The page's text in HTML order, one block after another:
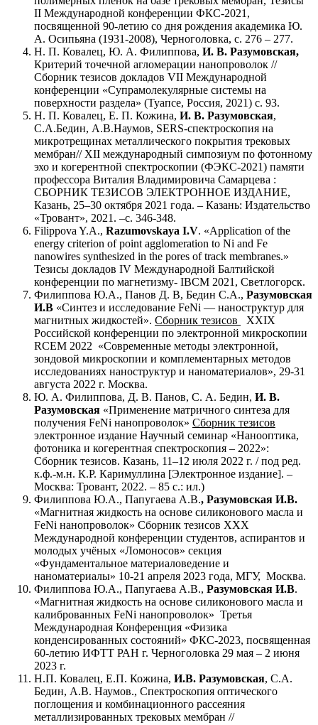
II Международной конференции ФКС-2021,
посвященной 90-летию со дня рождения академика Ю.
А. Осипьяна (1931-2008), Черноголовка, с. 276 – 277.
Н. П. Ковалец, Ю. А. Филиппова, И. В. Разумовская,
Критерий точечной агломерации нанопроволок //
Сборник тезисов докладов VII Международной
конференции «Супрамолекулярные системы на
поверхности раздела» (Туапсе, Россия, 2021) с. 93.
Н. П. Ковалец, Е. П. Кожина, И. В. Разумовская,
С.А.Бедин, А.В.Наумов, SERS-спектроскопия на
микротрещинах металлического покрытия трековых
мембран// XII международный симпозиум по фотонному
эхо и когерентной спектроскопии (ФЭКС-2021) памяти
профессора Виталия Владимировича Самарцева :
СБОРНИК ТЕЗИСОВ ЭЛЕКТРОННОЕ ИЗДАНИЕ,
Казань, 25–30 октября 2021 года. – Казань: Издательство
«Тровант», 2021. –с. 346-348.
Filippova Y.A., Razumovskaya I.V. «Application of the
energy criterion of point agglomeration to Ni and Fe
nanowires synthesized in the pores of track membranes.»
Тезисы докладов IV Международной Балтийской
конференции по магнетизму- IBCM 2021, Светлогорск.
Филиппова Ю.А., Панов Д. В, Бедин С.А., Разумовская
И.В «Синтез и исследование FeNi — наноструктур для
магнитных жидкостей». Сборник тезисов
XXIX
Российской конференции по электронной микроскопии
RCEM 2022 «Современные методы электронной,
зондовой микроскопии и комплементарных методов
исследованиях наноструктур и наноматериалов», 29-31
августа 2022 г. Москва.
Ю. А. Филиппова, Д. В. Панов, С. А. Бедин, И. В.
Разумовская «Применение матричного синтеза для
получения FeNi нанопроволок» Сборник тезисов
электронное издание Научный семинар «Нанооптика,
фотоника и когерентная спектроскопия – 2022»:
Сборник тезисов. Казань, 11–12 июля 2022 г. / под ред.
к.ф.-м.н. К.Р. Каримуллина [Электронное издание]. –
Москва: Тровант, 2022. – 85 с.: ил.)
Филиппова Ю.А., Папугаева А.В., Разумовская И.В.
«Магнитная жидкость на основе силиконового масла и
FeNi нанопроволок» Сборник тезисов XXХ
Международной конференции студентов, аспирантов и
молодых учёных «Ломоносов» секция
«Фундаментальное материаловедение и
наноматериалы» 10-21 апреля 2023 года, МГУ, Москва.
Филиппова Ю.А., Папугаева А.В., Разумовская И.В.
«Магнитная жидкость на основе силиконового масла и
калиброванных FeNi нанопроволок» Третья
Международная Конференция «Физика
конденсированных состояний» ФКС-2023, посвященная
60-летию ИФТТ РАН г. Черноголовка 29 мая – 2 июня
2023 г.
Н.П. Ковалец, Е.П. Кожина, И.В. Разумовская, С.А.
Бедин, А.В. Наумов., Спектроскопия оптического
поглощения и комбинационного рассеяния
металлизированных трековых мембран //